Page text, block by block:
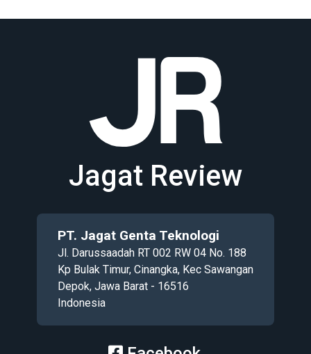
Jagat Review
PT. Jagat Genta Teknologi
Jl. Darussaadah RT 002 RW 04 No. 188
Kp Bulak Timur, Cinangka, Kec Sawangan
Depok, Jawa Barat - 16516
Indonesia